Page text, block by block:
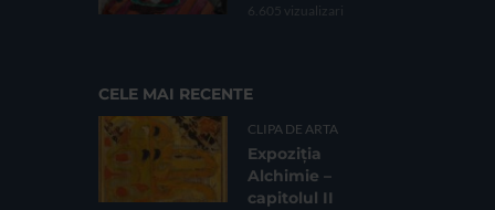
6.605 vizualizari
CELE MAI RECENTE
CLIPA DE ARTA
Expoziția
Alchimie –
capitolul II